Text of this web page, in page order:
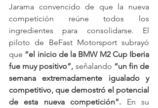
Jarama convencido de que la nueva
competición reúne todos los
ingredientes para consolidarse. El
piloto de BeFast Motorsport subrayó
que “el inicio de la BMW M2 Cup Iberia
fue muy positivo”, señalando “un fin de
semana extremadamente igualado y
competitivo, que demostró el potencial
de esta nueva competición”. En su